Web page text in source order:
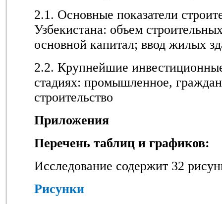
2.1. Основные показатели
Узбекистана: объем
основной капитал; ввод жилых
2.2. Крупнейшие
стадиях: промышленное,
строительство
Приложения
Перечень таблиц и графиков:
Исследование содержит 32
Рисунки